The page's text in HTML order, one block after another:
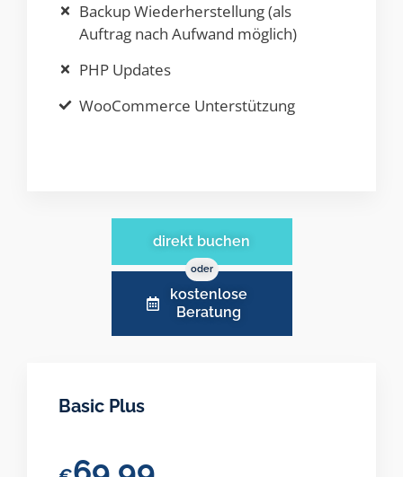
Backup Wiederherstellung (als
Auftrag nach Aufwand möglich)
PHP Updates
WooCommerce Unterstützung
direkt buchen
oder
kostenlose
Beratung
Basic Plus